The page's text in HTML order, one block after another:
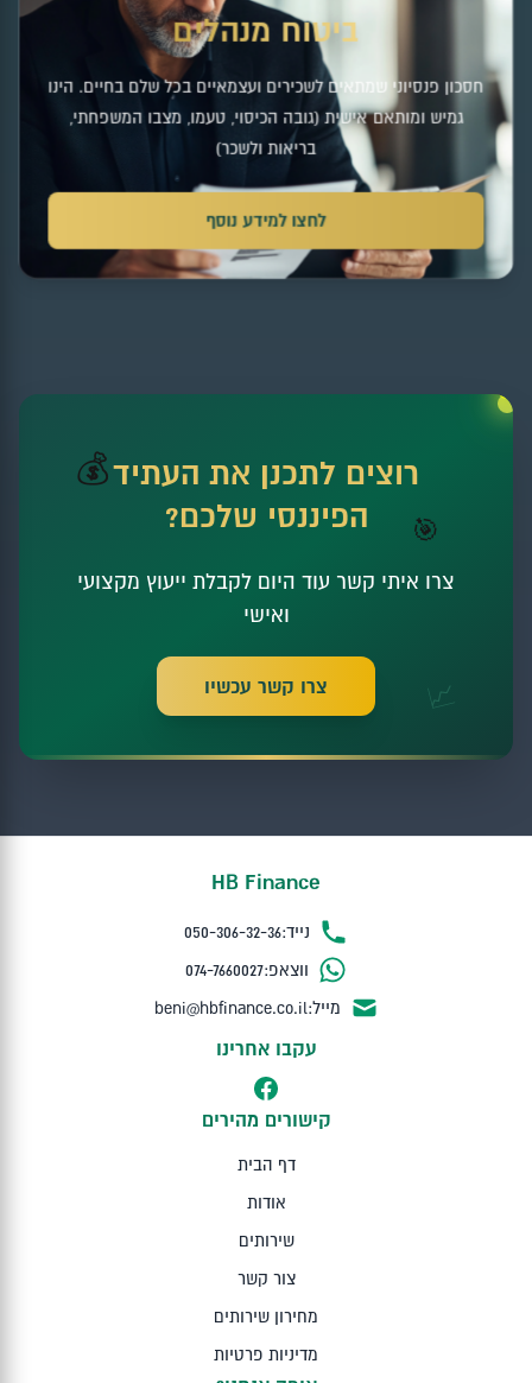
ביטוח מנהלים
חסכון פנסיוני שמתאים לשכירים ועצמאיים בכל שלם בחיים. הינו
גמיש ומותאם אישית (גובה הכיסוי, טעמו, מצבו המשפחתי,
בריאות ולשכר)
לחצו למידע נוסף
💰
📈
🎯
רוצים לתכנן את העתיד
הפיננסי שלכם?
צרו איתי קשר עוד היום לקבלת ייעוץ מקצועי
ואישי
צרו קשר עכשיו
HB Finance
נייד:050-306-32-36
ווצאפ:074-7660027
מייל:beni@hbfinance.co.il
עקבו אחרינו
קישורים מהירים
דף הבית
אודות
שירותים
צור קשר
מחירון שירותים
מדיניות פרטיות